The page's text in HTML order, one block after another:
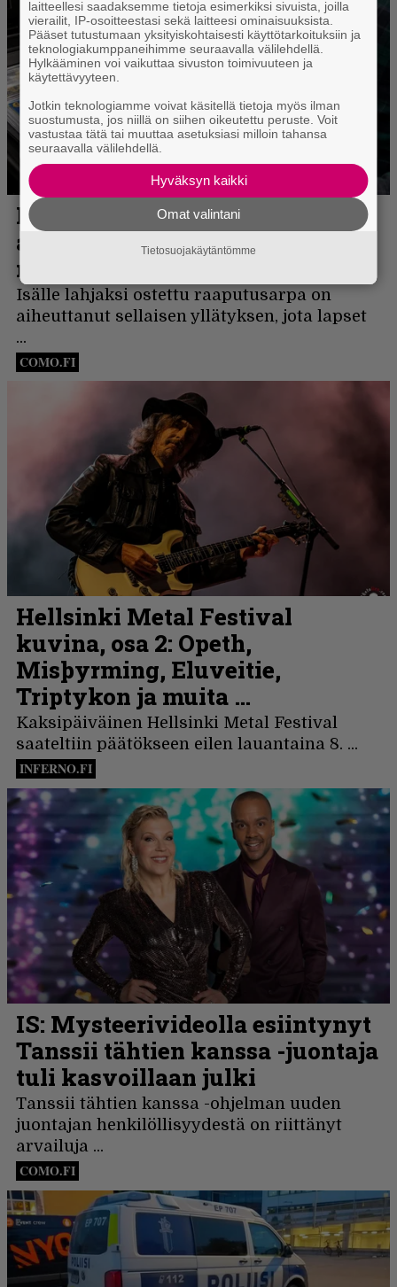
laitteellesi saadaksemme tietoja esimerkiksi sivuista, joilla
vierailit, IP-osoitteestasi sekä laitteesi ominaisuuksista.
Pääset tutustumaan yksityiskohtaisesti käyttötarkoituksiin ja
teknologiakumppaneihimme seuraavalla välilehdellä.
Hylkääminen voi vaikuttaa sivuston toimivuuteen ja
käytettävyyteen.
Jotkin teknologiamme voivat käsitellä tietoja myös ilman
suostumusta, jos niillä on siihen oikeutettu peruste. Voit
vastustaa tätä tai muuttaa asetuksiasi milloin tahansa
seuraavalla välilehdellä.
Hyväksyn kaikki
Omat valintani
Tietosuojakäytäntömme